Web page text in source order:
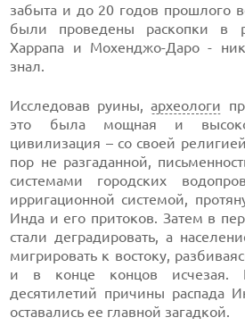
забыта и до 20 годов прошлого
были проведены раскопки в
Харрапа и Мохенджо-Даро -
знал.
Исследовав руины,археологи
это была мощная и
цивилизация – со своей
пор не разгаданной,
системами городских
ирригационной системой,
Инда и его притоков. Затем в
стали деградировать, а
мигрировать к востоку,
и в конце концов исчезая.
десятилетий причины распада
оставались ее главной загадкой.